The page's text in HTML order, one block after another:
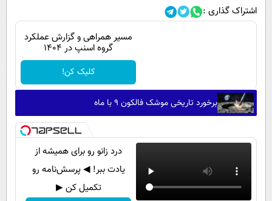
اشتراک گذاری :
مسیر همراهی و گزارش عملکرد
گروه اسنپ در ۱۴۰۴
کلیک کن!
برخورد تاریخی موشک فالکون ۹ با ماه
درد زانو رو برای همیشه از
یادت ببر! ◀ پرسش‌نامه رو
تکمیل کن ▶